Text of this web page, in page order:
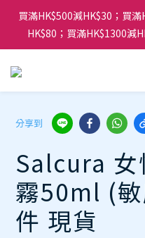
買滿HK$500減HK$30；買
HK$80；買滿HK$1300減
分享到
Salcura 女
霧50ml (
件 現貨